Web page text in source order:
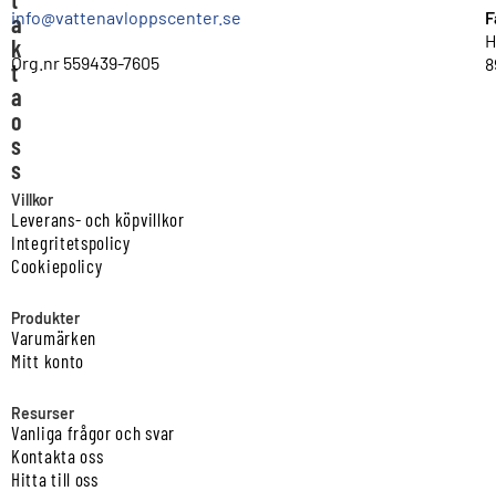
a
k
t
a
o
s
s
info@vattenavloppscenter.se
Org.nr 559439-7605
Villkor
Leverans- och köpvillkor
Integritetspolicy
Cookiepolicy
Produkter
Varumärken
Mitt konto
Resurser
Vanliga frågor och svar
Kontakta oss
Hitta till oss